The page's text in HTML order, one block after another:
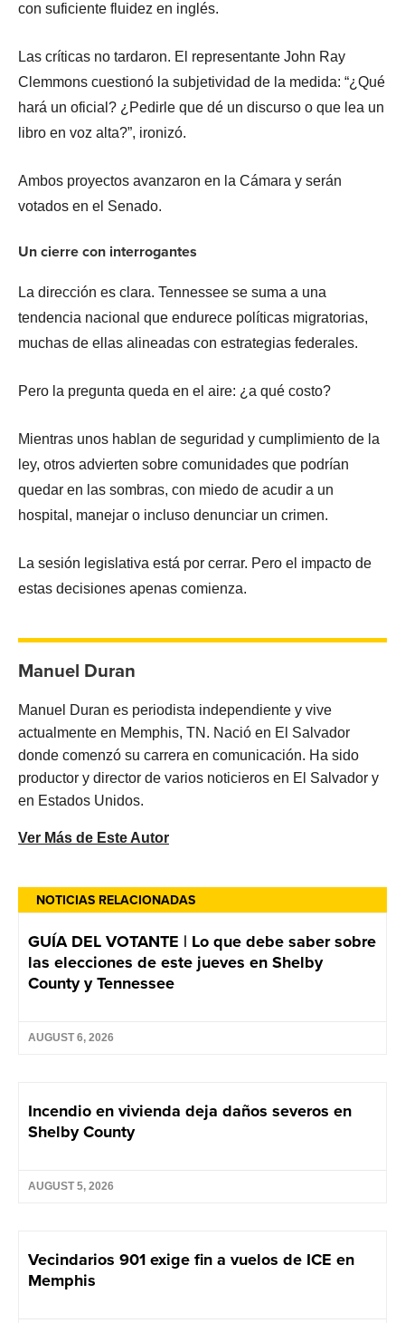
NOTICIAS RELACIONADAS
GUÍA DEL VOTANTE | Lo que debe saber sobre
las elecciones de este jueves en Shelby
County y Tennessee
AUGUST 6, 2026
Incendio en vivienda deja daños severos en
Shelby County
AUGUST 5, 2026
Vecindarios 901 exige fin a vuelos de ICE en
Memphis
con suficiente fluidez en inglés.
Las críticas no tardaron. El representante John Ray
Clemmons cuestionó la subjetividad de la medida: “¿Qué
hará un oficial? ¿Pedirle que dé un discurso o que lea un
libro en voz alta?”, ironizó.
Ambos proyectos avanzaron en la Cámara y serán
votados en el Senado.
Un cierre con interrogantes
La dirección es clara. Tennessee se suma a una
tendencia nacional que endurece políticas migratorias,
muchas de ellas alineadas con estrategias federales.
Pero la pregunta queda en el aire: ¿a qué costo?
Mientras unos hablan de seguridad y cumplimiento de la
ley, otros advierten sobre comunidades que podrían
quedar en las sombras, con miedo de acudir a un
hospital, manejar o incluso denunciar un crimen.
La sesión legislativa está por cerrar. Pero el impacto de
estas decisiones apenas comienza.
Manuel Duran
Manuel Duran es periodista independiente y vive
actualmente en Memphis, TN. Nació en El Salvador
donde comenzó su carrera en comunicación. Ha sido
productor y director de varios noticieros en El Salvador y
en Estados Unidos.
Ver Más de Este Autor